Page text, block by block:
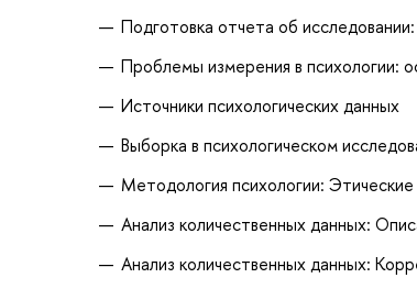
Подготовка отчета об
Проблемы измерения в психологии:
Источники психологических данных
Выборка в психологическом
Методология психологии:
Анализ количественных данных:
Анализ количественных данных: